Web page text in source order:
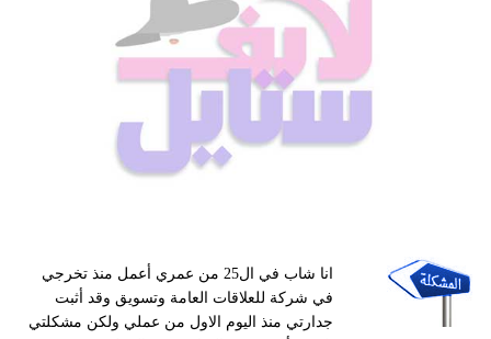
انا شاب في ال25 من عمري أعمل منذ تخرجي
في شركة للعلاقات العامة وتسويق وقد أثبت
جدارتي منذ اليوم الاول من عملي ولكن مشكلتي